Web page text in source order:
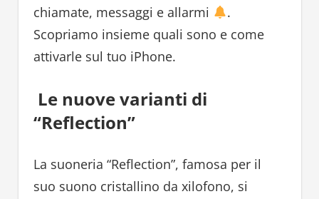
chiamate, messaggi e allarmi
.
Scopriamo insieme quali sono e come
attivarle sul tuo iPhone.
Le nuove varianti di
“Reflection”
La suoneria “Reflection”, famosa per il
suo suono cristallino da xilofono, si